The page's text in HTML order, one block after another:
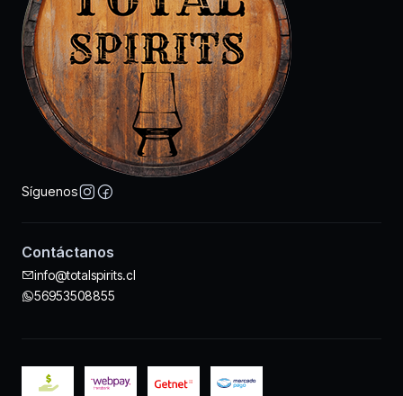
Síguenos
Contáctanos
info@totalspirits.cl
56953508855